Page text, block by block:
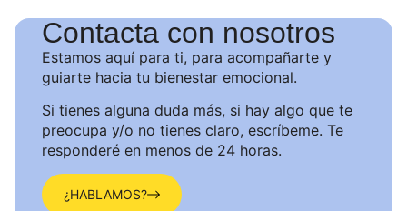
Contacta con nosotros
Estamos aquí para ti, para acompañarte y
guiarte hacia tu bienestar emocional.
Si tienes alguna duda más, si hay algo que te
preocupa y/o no tienes claro, escríbeme. Te
responderé en menos de 24 horas.
¿HABLAMOS?